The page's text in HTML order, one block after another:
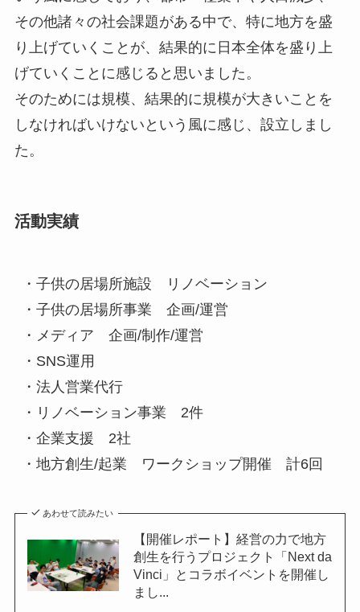
その他諸々の社会課題がある中で、特に地方を盛
り上げていくことが、結果的に日本全体を盛り上
げていくことに感じると思いました。
そのためには規模、結果的に規模が大きいことを
しなければいけないという風に感じ、設立しまし
た。
活動実績
・子供の居場所施設　リノベーション
・子供の居場所事業　企画/運営
・メディア　企画/制作/運営
・SNS運用
・法人営業代行
・リノベーション事業　2件
・企業支援　2社
・地方創生/起業　ワークショップ開催　計6回
あわせて読みたい
【開催レポート】経営の力で地方
創生を行うプロジェクト「Next da
Vinci」とコラボイベントを開催し
まし...